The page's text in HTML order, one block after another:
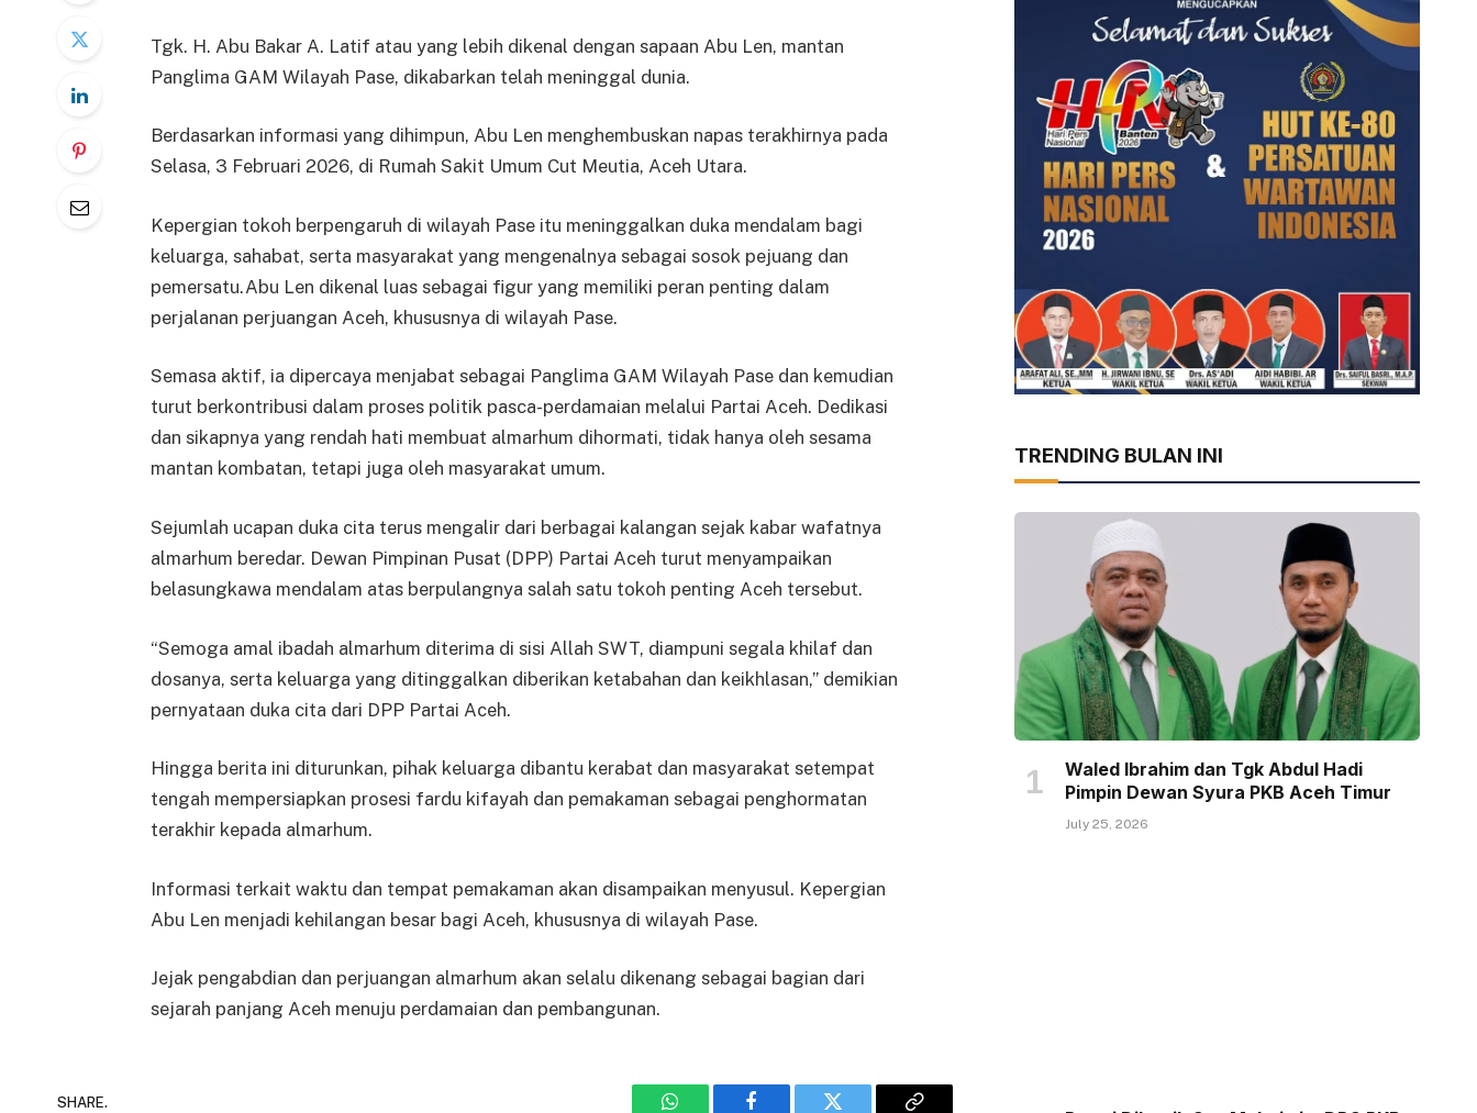
Tgk. H. Abu Bakar A. Latif atau yang lebih dikenal dengan sapaan Abu Len, mantan
Panglima GAM Wilayah Pase, dikabarkan telah meninggal dunia.
Berdasarkan informasi yang dihimpun, Abu Len menghembuskan napas terakhirnya pada
Selasa, 3 Februari 2026, di Rumah Sakit Umum Cut Meutia, Aceh Utara.
Kepergian tokoh berpengaruh di wilayah Pase itu meninggalkan duka mendalam bagi
keluarga, sahabat, serta masyarakat yang mengenalnya sebagai sosok pejuang dan
pemersatu.Abu Len dikenal luas sebagai figur yang memiliki peran penting dalam
perjalanan perjuangan Aceh, khususnya di wilayah Pase.
Semasa aktif, ia dipercaya menjabat sebagai Panglima GAM Wilayah Pase dan kemudian
turut berkontribusi dalam proses politik pasca-perdamaian melalui Partai Aceh. Dedikasi
dan sikapnya yang rendah hati membuat almarhum dihormati, tidak hanya oleh sesama
mantan kombatan, tetapi juga oleh masyarakat umum.
Sejumlah ucapan duka cita terus mengalir dari berbagai kalangan sejak kabar wafatnya
almarhum beredar. Dewan Pimpinan Pusat (DPP) Partai Aceh turut menyampaikan
belasungkawa mendalam atas berpulangnya salah satu tokoh penting Aceh tersebut.
“Semoga amal ibadah almarhum diterima di sisi Allah SWT, diampuni segala khilaf dan
dosanya, serta keluarga yang ditinggalkan diberikan ketabahan dan keikhlasan,” demikian
pernyataan duka cita dari DPP Partai Aceh.
Hingga berita ini diturunkan, pihak keluarga dibantu kerabat dan masyarakat setempat
tengah mempersiapkan prosesi fardu kifayah dan pemakaman sebagai penghormatan
terakhir kepada almarhum.
Informasi terkait waktu dan tempat pemakaman akan disampaikan menyusul. Kepergian
Abu Len menjadi kehilangan besar bagi Aceh, khususnya di wilayah Pase.
Jejak pengabdian dan perjuangan almarhum akan selalu dikenang sebagai bagian dari
sejarah panjang Aceh menuju perdamaian dan pembangunan.
SHARE.
TRENDING BULAN INI
Waled Ibrahim dan Tgk Abdul Hadi
Pimpin Dewan Syura PKB Aceh Timur
July 25, 2026